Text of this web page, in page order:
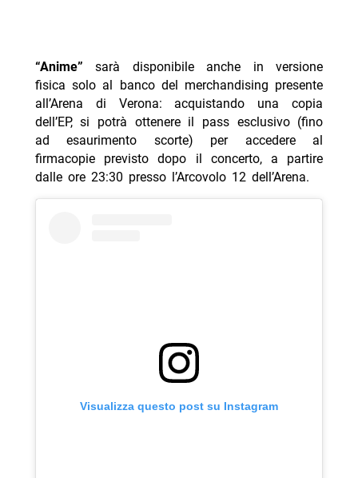
“Anime” sarà disponibile anche in
versione
fisica solo al banco del merchandising presente
all’Arena di Verona: acquistando una copia
dell’EP, si potrà ottenere il pass esclusivo (fino
ad esaurimento scorte) per accedere al
firmacopie previsto dopo il concerto, a partire
dalle ore 23:30 presso l’Arcovolo 12 dell’Arena.
Visualizza questo post su Instagram